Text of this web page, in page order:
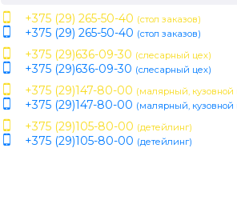
+375 (29) 265-50-40 (стол заказов)
+375 (29) 265-50-40 (стол заказов)
+375 (29)636-09-30 (слесарный цех)
+375 (29)636-09-30 (слесарный цех)
+375 (29)147-80-00 (малярный, кузовной
+375 (29)147-80-00 (малярный, кузовной
+375 (29)105-80-00 (детейлинг)
+375 (29)105-80-00 (детейлинг)